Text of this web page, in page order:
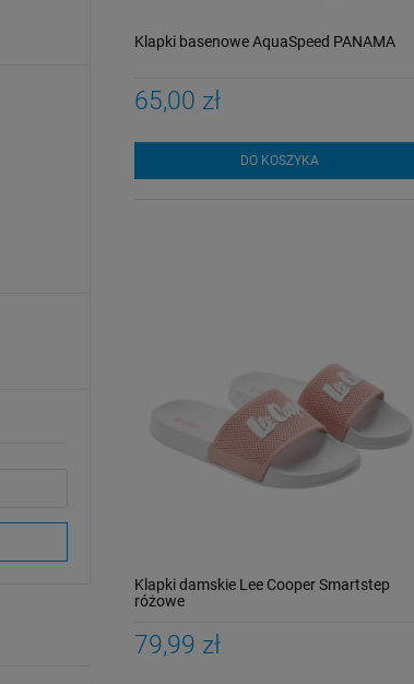
Klapki basenowe AquaSpeed PANAMA
65,00 zł
DO KOSZYKA
Klapki damskie Lee Cooper Smartstep
różowe
79,99 zł